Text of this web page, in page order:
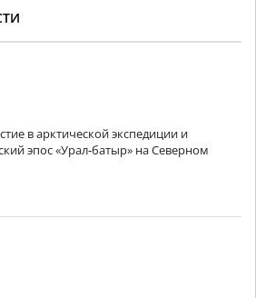
в арктической экспедиции и
эпос «Урал-батыр» на Северном